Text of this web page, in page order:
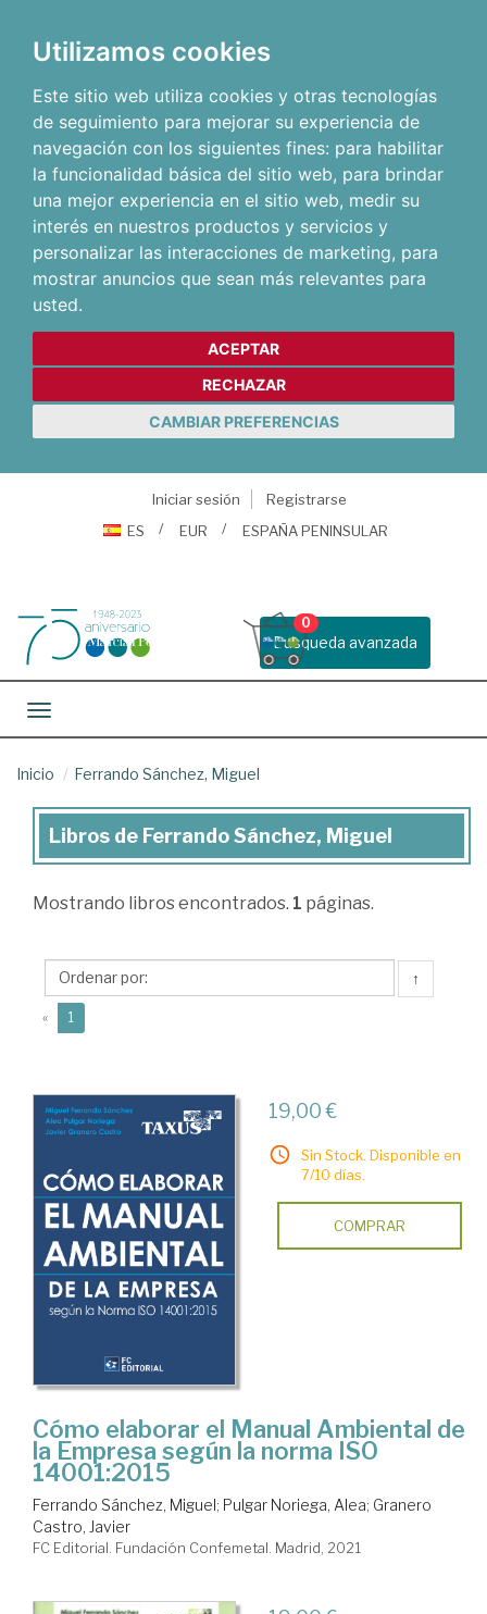
Utilizamos cookies
Este sitio web utiliza cookies y otras tecnologías
de seguimiento para mejorar su experiencia de
navegación con los siguientes fines: para habilitar
la funcionalidad básica del sitio web, para brindar
una mejor experiencia en el sitio web, medir su
interés en nuestros productos y servicios y
personalizar las interacciones de marketing, para
mostrar anuncios que sean más relevantes para
usted.
ACEPTAR
RECHAZAR
CAMBIAR PREFERENCIAS
Iniciar sesión
Registrarse
ES
EUR ESPAÑA PENINSULAR
Busqueda avanzada
0
Toggle navigation
Inicio Ferrando Sánchez, Miguel
Libros
Ferrando
Miguel
Libros de Ferrando Sánchez, Miguel
Mostrando libros encontrados. 1 páginas.
↑
« 1
19,00 €
Sin Stock. Disponible en
7/10 días.
COMPRAR
Cómo elaborar el Manual Ambiental de
la Empresa según la norma ISO
14001:2015
Ferrando Sánchez, Miguel; Pulgar Noriega, Alea; Granero
Castro, Javier
FC Editorial. Fundación Confemetal. Madrid, 2021